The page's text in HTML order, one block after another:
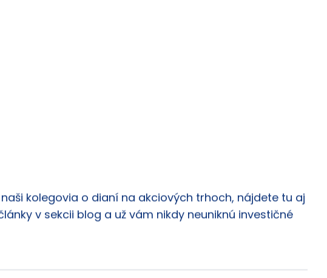
kolegovia o dianí na akciových trhoch, nájdete tu aj
v sekcii blog a už vám nikdy neuniknú investičné